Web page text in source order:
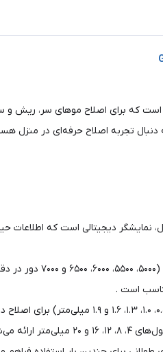
است که برای اصلاح موهای سر، ریش
دنبال تجربه اصلاح حرفه‌ای در منزل
قابلیت تنظیم
است .